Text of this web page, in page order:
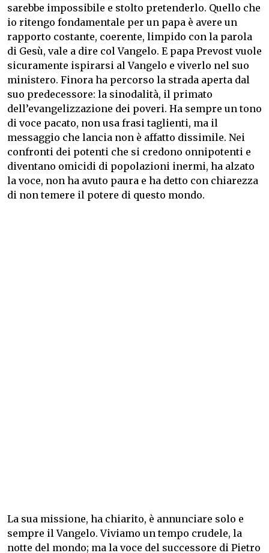
sarebbe impossibile e stolto pretenderlo. Quello che
io ritengo fondamentale per un papa è avere un
rapporto costante, coerente, limpido con la parola
di Gesù, vale a dire col Vangelo. E papa Prevost vuole
sicuramente ispirarsi al Vangelo e viverlo nel suo
ministero. Finora ha percorso la strada aperta dal
suo predecessore: la sinodalità, il primato
dell’evangelizzazione dei poveri. Ha sempre un tono
di voce pacato, non usa frasi taglienti, ma il
messaggio che lancia non è affatto dissimile. Nei
confronti dei potenti che si credono onnipotenti e
diventano omicidi di popolazioni inermi, ha alzato
la voce, non ha avuto paura e ha detto con chiarezza
di non temere il potere di questo mondo.
La sua missione, ha chiarito, è annunciare solo e
sempre il Vangelo. Viviamo un tempo crudele, la
notte del mondo; ma la voce del successore di Pietro